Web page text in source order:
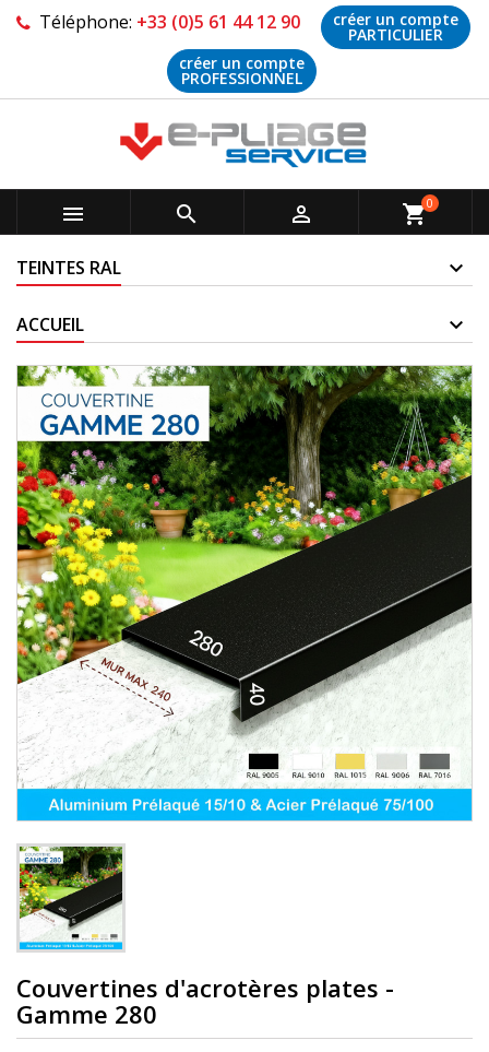
Téléphone: +33 (0)5 61 44 12 90 créer un compte
PARTICULIER
créer un compte
PROFESSIONNEL
   shopping_cart0
TEINTES RAL
ACCUEIL
Couvertines d'acrotères plates -
Gamme 280